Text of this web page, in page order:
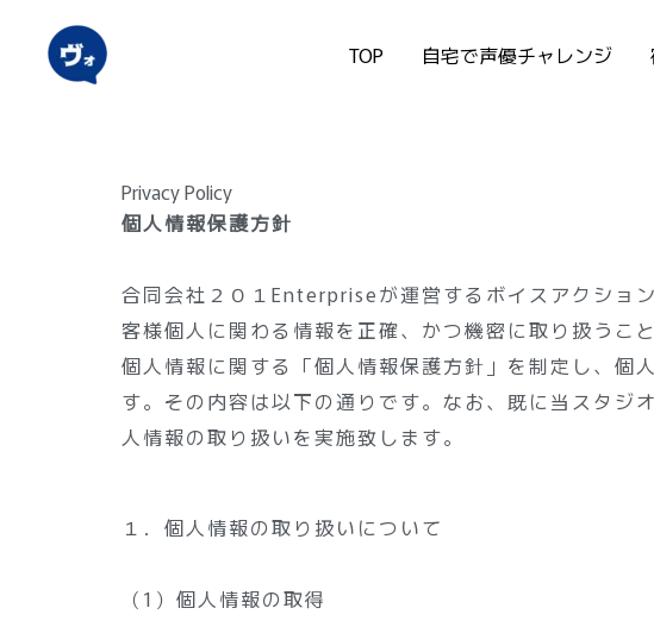
TOP 自宅で声優チャレンジ
Privacy Policy
個人情報保護方針
合同会社２０１Enterpriseが運営するボイスアクショ
客様個人に関わる情報を正確、かつ機密に取り扱うこ
個人情報に関する「個人情報保護方針」を制定し、個
す。その内容は以下の通りです。なお、既に当スタジ
人情報の取り扱いを実施致します。
１．個人情報の取り扱いについて
（1）個人情報の取得